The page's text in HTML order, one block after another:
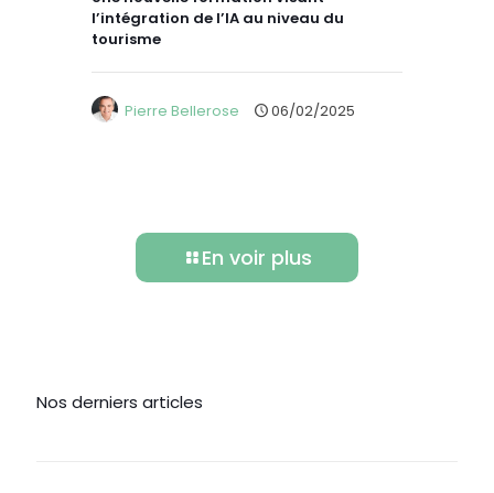
l’intégration de l’IA au niveau du
tourisme
Pierre Bellerose 06/02/2025
En voir plus
Nos derniers articles